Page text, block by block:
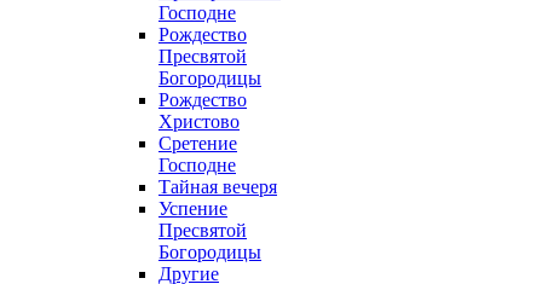
Господне
Рождество
Пресвятой
Богородицы
Рождество
Христово
Сретение
Господне
Тайная вечеря
Успение
Пресвятой
Богородицы
Другие